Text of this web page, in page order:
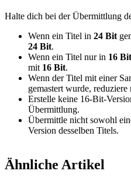
Halte dich bei der Übermittlung
Wenn ein Titel in 24 Bit
24 Bit.
Wenn ein Titel nur in 16 Bit
mit 16 Bit.
Wenn der Titel mit einer
gemastert wurde,
Erstelle keine 16-Bit-
Übermittlung.
Übermittle nicht sowohl
Version desselben Titels.
Ähnliche Artikel